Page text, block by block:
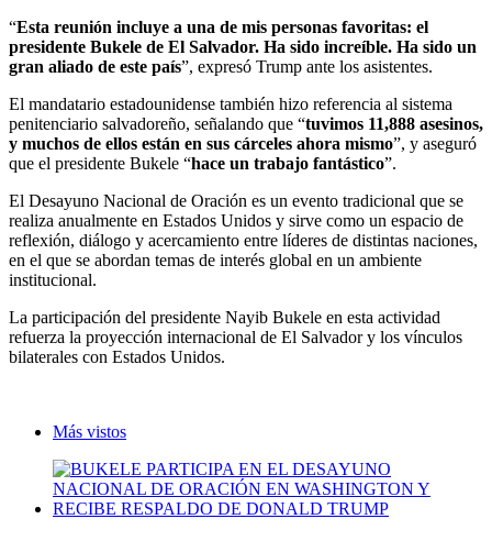
“Esta reunión incluye a una de mis personas favoritas: el
presidente Bukele de El Salvador. Ha sido increíble. Ha sido un
gran aliado de este país”, expresó Trump ante los asistentes.
El mandatario estadounidense también hizo referencia al sistema
penitenciario salvadoreño, señalando que “tuvimos 11,888 asesinos,
y muchos de ellos están en sus cárceles ahora mismo”, y aseguró
que el presidente Bukele “hace un trabajo fantástico”.
El Desayuno Nacional de Oración es un evento tradicional que se
realiza anualmente en Estados Unidos y sirve como un espacio de
reflexión, diálogo y acercamiento entre líderes de distintas naciones,
en el que se abordan temas de interés global en un ambiente
institucional.
La participación del presidente Nayib Bukele en esta actividad
refuerza la proyección internacional de El Salvador y los vínculos
bilaterales con Estados Unidos.
Más vistos